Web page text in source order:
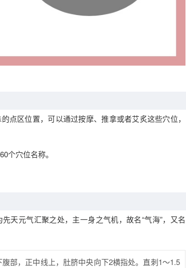
点区位置，可以通过按摩、推拿或者艾炙这些穴位，
个穴位名称。
天元气汇聚之处，主一身之气机，故名“气海”，又名
部，正中线上，肚脐中央向下2横指处。直刺1～1.5